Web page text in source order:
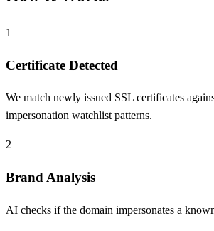
1
Certificate Detected
We match newly issued SSL certificates
impersonation watchlist patterns.
2
Brand Analysis
AI checks if the domain impersonates a